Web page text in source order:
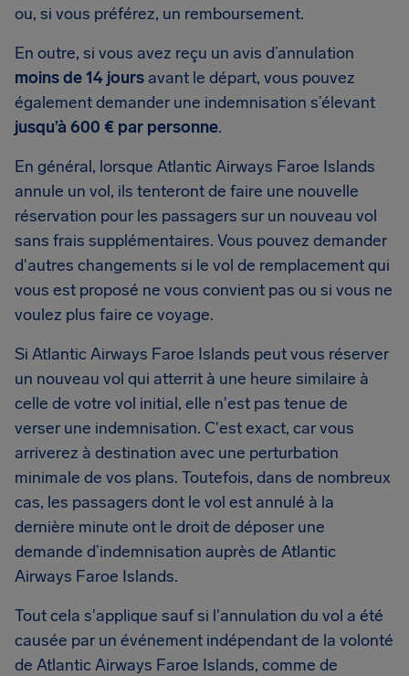
ou, si vous préférez, un remboursement.
En outre, si vous avez reçu un avis d’annulation
moins de 14 jours avant le départ, vous pouvez
également demander une indemnisation s’élevant
jusqu’à 600 € par personne.
En général, lorsque Atlantic Airways Faroe Islands
annule un vol, ils tenteront de faire une nouvelle
réservation pour les passagers sur un nouveau vol
sans frais supplémentaires. Vous pouvez demander
d'autres changements si le vol de remplacement qui
vous est proposé ne vous convient pas ou si vous ne
voulez plus faire ce voyage.
Si Atlantic Airways Faroe Islands peut vous réserver
un nouveau vol qui atterrit à une heure similaire à
celle de votre vol initial, elle n'est pas tenue de
verser une indemnisation. C'est exact, car vous
arriverez à destination avec une perturbation
minimale de vos plans. Toutefois, dans de nombreux
cas, les passagers dont le vol est annulé à la
dernière minute ont le droit de déposer une
demande d’indemnisation auprès de Atlantic
Airways Faroe Islands.
Tout cela s'applique sauf si l'annulation du vol a été
causée par un événement indépendant de la volonté
de Atlantic Airways Faroe Islands, comme de